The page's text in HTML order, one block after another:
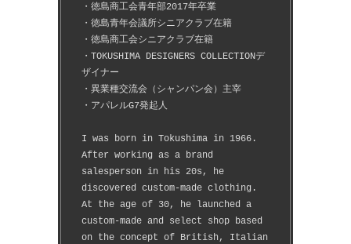
・徳島商工会青年部2017年卒業
・徳島青年会議所シニアクラブ在籍
・徳島商工会シニアクラブ在籍
・TOKUSHIMA DESIGNERS COLLECTIONデ
ザイナー
・異業種交流会（シャンパン会）主宰
・アパレルG7発起人
I was born in Tokushima in 1966.
After working as a brand
salesperson in his 20s, he
discovered custom-made clothing.
At the age of 30, he launched a
custom-made and select shop based
on the concept of British, Italian